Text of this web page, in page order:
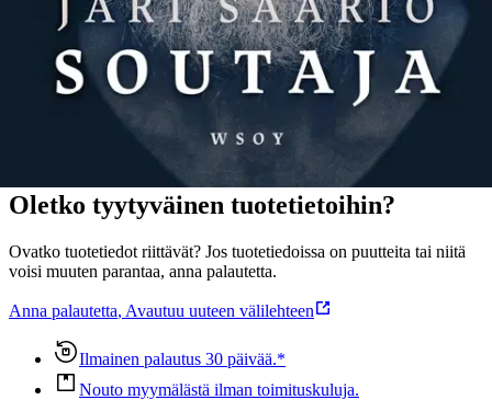
Näytä lisää tuotekuvausta
Ominaisuudet
Oletko tyytyväinen tuotetietoihin?
Ovatko tuotetiedot riittävät? Jos tuotetiedoissa on puutteita tai niitä
voisi muuten parantaa, anna palautetta.
Anna palautetta, Avautuu uuteen välilehteen
Ilmainen palautus 30 päivää.*
Nouto myymälästä ilman toimituskuluja.